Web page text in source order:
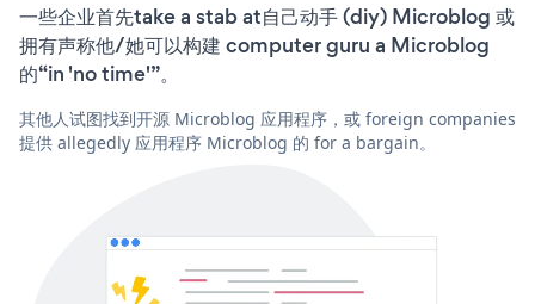
一些企业首先take a stab at自己动手 (diy) Microblog 或
拥有声称他/她可以构建 computer guru a Microblog
的“in 'no time'”。
其他人试图找到开源 Microblog 应用程序，或 foreign companies
提供 allegedly 应用程序 Microblog 的 for a bargain。